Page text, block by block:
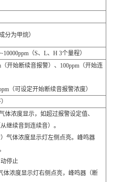
分为甲烷）
（S、L、H 3个量程）
开始断续音报警）、100ppm（开始连
（可设定开始断续音报警浓度）
体浓度显示，如超过报警设定值、
继续音到连续音）。
气体浓度显示灯左侧点亮。峰鸣器
停止
浓度显示灯右侧点亮，峰鸣器（断